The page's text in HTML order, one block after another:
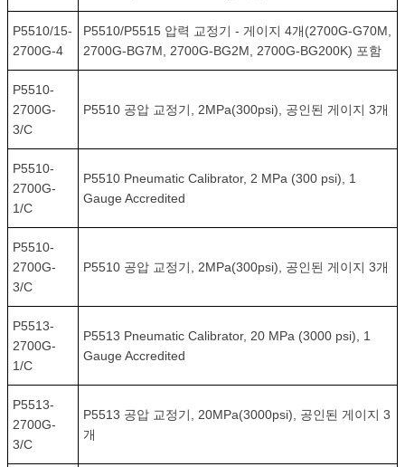
P5510/15-
2700G-4
P5510/P5515 압력 교정기 - 게이지 4개(2700G-G70M,
2700G-BG7M, 2700G-BG2M, 2700G-BG200K) 포함
P5510-
2700G-
3/C
P5510 공압 교정기, 2MPa(300psi), 공인된 게이지 3개
P5510-
2700G-
1/C
P5510 Pneumatic Calibrator, 2 MPa (300 psi), 1
Gauge Accredited
P5510-
2700G-
3/C
P5510 공압 교정기, 2MPa(300psi), 공인된 게이지 3개
P5513-
2700G-
1/C
P5513 Pneumatic Calibrator, 20 MPa (3000 psi), 1
Gauge Accredited
P5513-
2700G-
3/C
P5513 공압 교정기, 20MPa(3000psi), 공인된 게이지 3
개